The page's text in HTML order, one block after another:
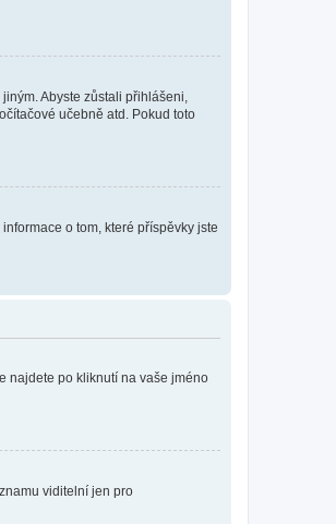
Abyste zůstali přihlášeni,
učebně atd. Pokud toto
o tom, které příspěvky jste
najdete po kliknutí na vaše jméno
viditelní jen pro